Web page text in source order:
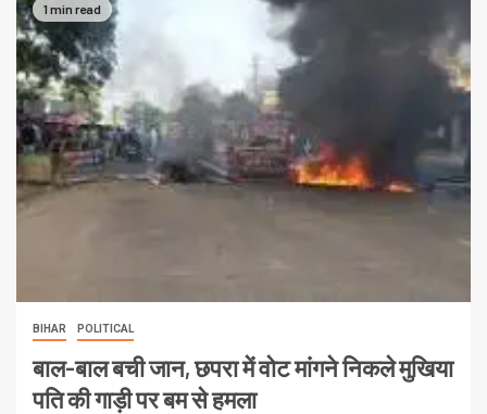
1 min read
BIHAR POLITICAL
बाल-बाल बची जान, छपरा में वोट मांगने निकले मुखिया
पति की गाड़ी पर बम से हमला